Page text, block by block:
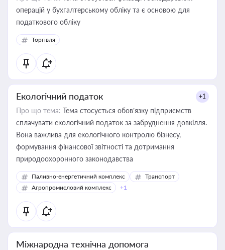
операцій у бухгалтерському обліку та є основою для
податкового обліку
Торгівля
Екологічний податок +1
Про що тема: Тема стосується обов’язку підприємств
сплачувати екологічний податок за забруднення довкілля.
Вона важлива для екологічного контролю бізнесу,
формування фінансової звітності та дотримання
природоохоронного законодавства
Паливно-енергетичний комплекс
Транспорт
Агропромисловий комплекс
+1
Міжнародна технічна допомога